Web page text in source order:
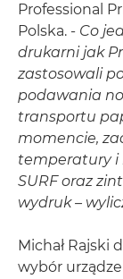
Professional
Polska. - Co
drukarni jak
zastosowali
podawania
transportu
momencie,
temperatury i
SURF oraz
wydruk –
Michał Rajski
wybór